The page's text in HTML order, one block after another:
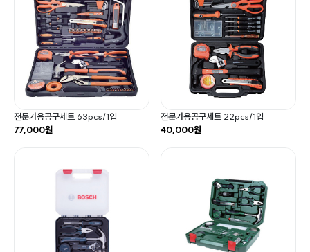
전문가용공구세트 63pcs/1입
77,000원
전문가용공구세트 22pcs/1입
40,000원